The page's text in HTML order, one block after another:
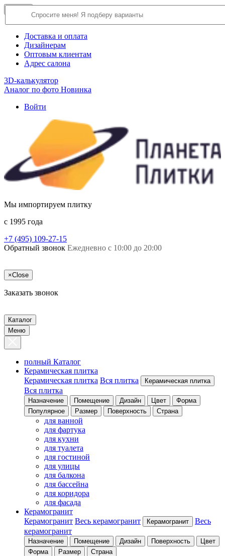
О компании
Доставка и оплата
Дизайнерам
Оптовым клиентам
Адрес салона
3D-калькулятор
Аналог по фото Новинка
Войти
Мы импортируем плитку
c 1995 года
+7 (495) 109-27-15
Обратный звонок Ежедневно с 10:00 до 20:00
×Close
Заказать звонок
Каталог
Меню
полный Каталог
Керамическая плитка
Керамическая плитка Вся плитка Керамическая плитка
Вся плитка
Назначение Помещение Дизайн Цвет
Форма
Популярное
Размер Поверхность Страна
для ванной
для фартука
для кухни
для туалета
для гостиной
для улицы
для балкона
для бассейна
для коридора
для фасада
Керамогранит
Керамогранит Весь керамогранит Керамогранит
Весь
керамогранит
Назначение Помещение Дизайн Поверхность
Цвет
Форма
Размер Страна